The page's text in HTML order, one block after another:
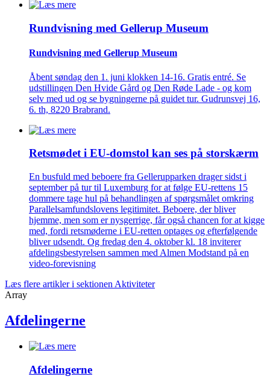
Rundvisning med Gellerup Museum
Rundvisning med Gellerup Museum
Åbent søndag den 1. juni klokken 14-16. Gratis entré. Se
udstillingen Den Hvide Gård og Den Røde Lade - og kom
selv med ud og se bygningerne på guidet tur. Gudrunsvej 16,
6. th, 8220 Brabrand.
Retsmødet i EU-domstol kan ses på storskærm
En busfuld med beboere fra Gellerupparken drager sidst i
september på tur til Luxemburg for at følge EU-rettens 15
dommere tage hul på behandlingen af spørgsmålet omkring
Parallelsamfundslovens legitimitet. Beboere, der bliver
hjemme, men som er nysgerrige, får også chancen for at kigge
med, fordi retsmøderne i EU-retten optages og efterfølgende
bliver udsendt. Og fredag den 4. oktober kl. 18 inviterer
afdelingsbestyrelsen sammen med Almen Modstand på en
video-forevisning
Læs flere artikler i sektionen Aktiviteter
Array
Afdelingerne
Afdelingerne